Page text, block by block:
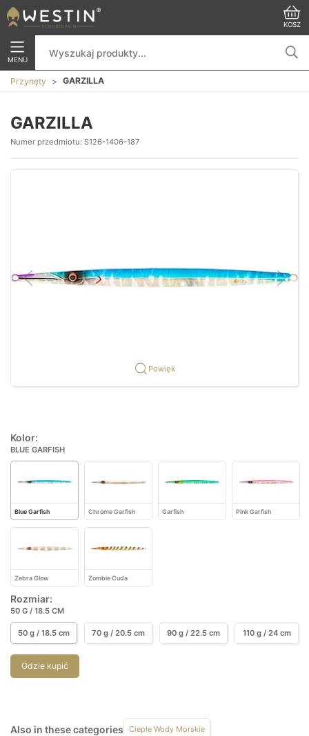
KOSZ
MENU
Przynęty GARZILLA
GARZILLA
Numer przedmiotu: S126-1406-187
Powięk
Kolor:
BLUE GARFISH
Blue Garfish Chrome Garfish Garfish Pink Garfish
Zebra Glow Zombie Cuda
Rozmiar:
50 G / 18.5 CM
50 g / 18.5 cm 70 g / 20.5 cm 90 g / 22.5 cm 110 g / 24 cm
Gdzie kupić
Also in these categories Ciepłe Wody Morskie